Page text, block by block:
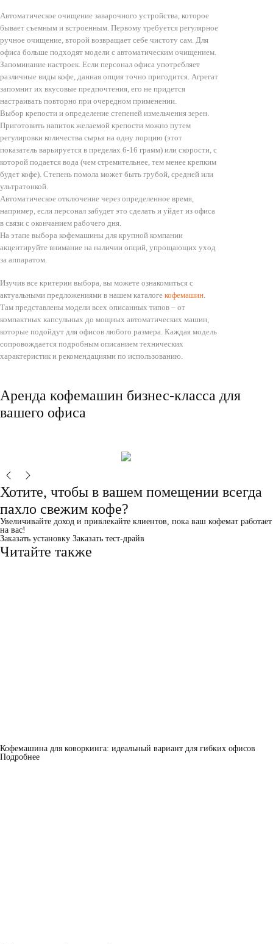
Автоматическое очищение заварочного устройства, которое
бывает съемным и встроенным. Первому требуется регулярное
ручное очищение, второй возвращает себе чистоту сам. Для
офиса больше подходят модели с автоматическим очищением.
Запоминание настроек. Если персонал офиса употребляет
различные виды кофе, данная опция точно пригодится. Агрегат
запомнит их вкусовые предпочтения, его не придется
настраивать повторно при очередном применении.
Выбор крепости и определение степеней измельчения зерен.
Приготовить напиток желаемой крепости можно путем
регулировки количества сырья на одну порцию (этот
показатель варьируется в пределах 6-16 грамм) или скорости, с
которой подается вода (чем стремительнее, тем менее крепким
будет кофе). Степень помола может быть грубой, средней или
ультратонкой.
Автоматическое отключение через определенное время,
например, если персонал забудет это сделать и уйдет из офиса
в связи с окончанием рабочего дня.
На этапе выбора кофемашины для крупной компании
акцентируйте внимание на наличии опций, упрощающих уход
за аппаратом.
Изучив все критерии выбора, вы можете ознакомиться с
актуальными предложениями в нашем каталоге кофемашин.
Там представлены модели всех описанных типов – от
компактных капсульных до мощных автоматических машин,
которые подойдут для офисов любого размера. Каждая модель
сопровождается подробным описанием технических
характеристик и рекомендациями по использованию.
Аренда кофемашин бизнес-класса для
вашего офиса
Хотите, чтобы в вашем помещении всегда
пахло свежим кофе?
Увеличивайте доход и привлекайте клиентов, пока ваш кофемат работает
на вас!
Заказать установку Заказать тест-драйв
Читайте также
Кофемашина для коворкинга: идеальный вариант для гибких офисов
Подробнее